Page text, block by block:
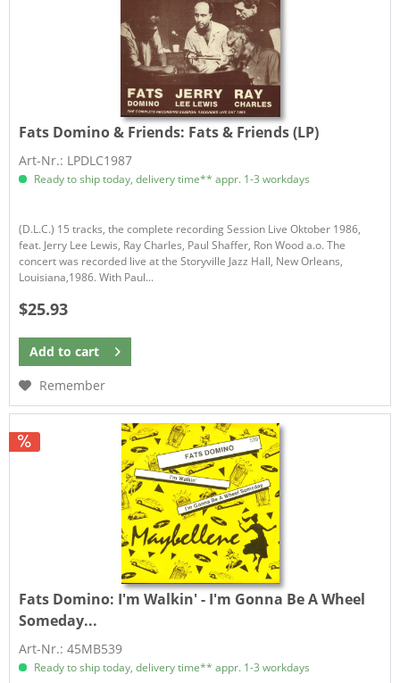
Fats Domino & Friends: Fats & Friends (LP)
Art-Nr.: LPDLC1987
Ready to ship today, delivery time** appr. 1-3 workdays
(D.L.C.) 15 tracks, the complete recording Session Live Oktober 1986,
feat. Jerry Lee Lewis, Ray Charles, Paul Shaffer, Ron Wood a.o. The
concert was recorded live at the Storyville Jazz Hall, New Orleans,
Louisiana,1986. With Paul...
$25.93
Add to cart
Remember
Fats Domino: I'm Walkin' - I'm Gonna Be A Wheel
Someday...
Art-Nr.: 45MB539
Ready to ship today, delivery time** appr. 1-3 workdays